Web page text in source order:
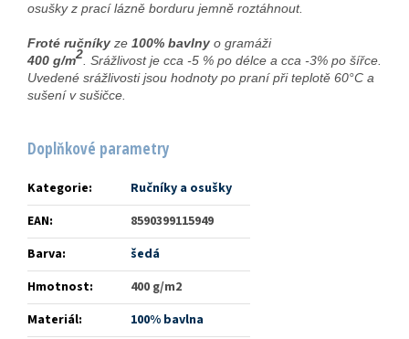
osušky z prací lázně borduru jemně roztáhnout.
Froté ručníky ze 100% bavlny o gramáži
400 g/m2. Srážlivost je cca -5 % po délce a cca -3% po šířce.
Uvedené srážlivosti jsou hodnoty po praní při teplotě 60°C a
sušení v sušičce.
Doplňkové parametry
Kategorie:
Ručníky a osušky
EAN:
8590399115949
Barva:
šedá
Hmotnost:
400 g/m2
Materiál:
100% bavlna